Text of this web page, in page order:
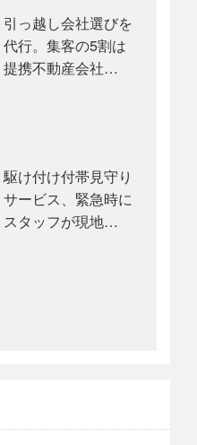
引っ越し会社選びを
代行。集客の5割は
提携不動産会社…
駆け付け付帯見守り
サービス、緊急時に
スタッフが現地…